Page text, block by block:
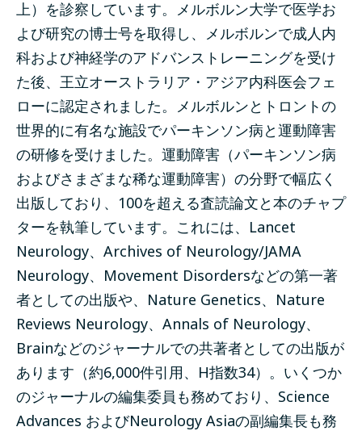
上）を診察しています。メルボルン大学で医学お
よび研究の博士号を取得し、メルボルンで成人内
科および神経学のアドバンストレーニングを受け
た後、王立オーストラリア・アジア内科医会フェ
ローに認定されました。メルボルンとトロントの
世界的に有名な施設でパーキンソン病と運動障害
の研修を受けました。運動障害（パーキンソン病
およびさまざまな稀な運動障害）の分野で幅広く
出版しており、100を超える査読論文と本のチャプ
ターを執筆しています。これには、Lancet
Neurology、Archives of Neurology/JAMA
Neurology、Movement Disordersなどの第一著
者としての出版や、Nature Genetics、Nature
Reviews Neurology、Annals of Neurology、
Brainなどのジャーナルでの共著者としての出版が
あります（約6,000件引用、H指数34）。いくつか
のジャーナルの編集委員も務めており、Science
Advances およびNeurology Asiaの副編集長も務